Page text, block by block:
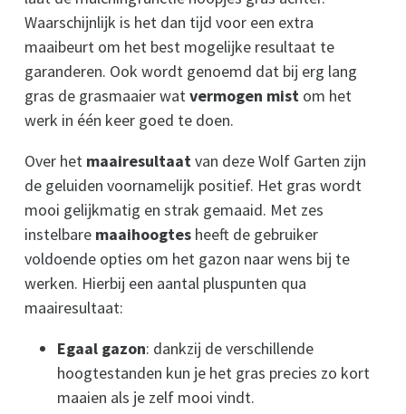
Waarschijnlijk is het dan tijd voor een extra
maaibeurt om het best mogelijke resultaat te
garanderen. Ook wordt genoemd dat bij erg lang
gras de grasmaaier wat vermogen mist om het
werk in één keer goed te doen.
Over het maairesultaat van deze Wolf Garten zijn
de geluiden voornamelijk positief. Het gras wordt
mooi gelijkmatig en strak gemaaid. Met zes
instelbare maaihoogtes heeft de gebruiker
voldoende opties om het gazon naar wens bij te
werken. Hierbij een aantal pluspunten qua
maairesultaat:
Egaal gazon: dankzij de verschillende
hoogtestanden kun je het gras precies zo kort
maaien als je zelf mooi vindt.